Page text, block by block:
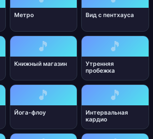
Метро Вид с пентхауса
🎵
Книжный магазин
🎵
Утренняя
пробежка
🎵
Йога-флоу
🎵
Интервальная
кардио